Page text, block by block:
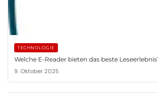
TECHNOLOGIE
Welche E-Reader bieten das beste
9. Oktober 2025